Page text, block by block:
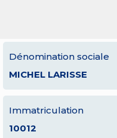
Dénomination sociale
MICHEL LARISSE
Immatriculation
10012